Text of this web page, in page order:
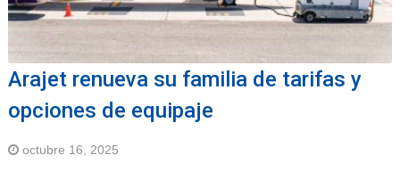
Arajet renueva su familia de tarifas y
opciones de equipaje
octubre 16, 2025